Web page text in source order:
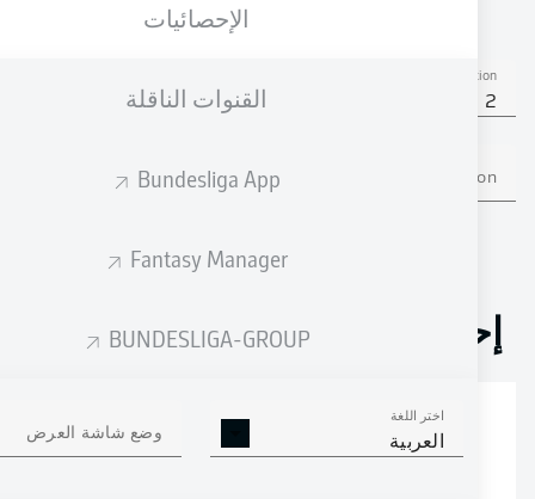
الإحصائيات
القنوات الناقلة
Bundesliga App
Fantasy Manager
BUNDESLIGA-GROUP
اختر اللغة
العربية وضع شاشة العرض
Competition
Bundesliga 2
Season
إحصائيات موسم 2022/2023
الافتكاكات الناجحة